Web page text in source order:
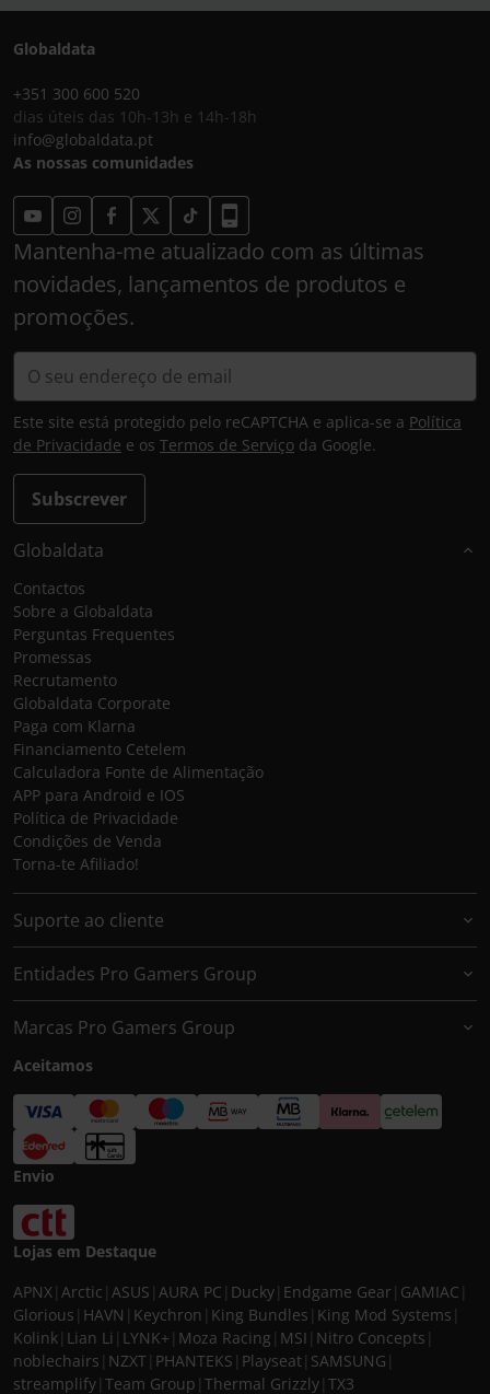
Globaldata
+351 300 600 520
dias úteis das 10h-13h e 14h-18h
info@globaldata.pt
As nossas comunidades
Mantenha-me atualizado com as últimas
novidades, lançamentos de produtos e
promoções.
Subscrever
Este site está protegido pelo reCAPTCHA e aplica-se a Política
de Privacidade e os Termos de Serviço da Google.
Globaldata
Contactos
Sobre a Globaldata
Perguntas Frequentes
Promessas
Recrutamento
Globaldata Corporate
Paga com Klarna
Financiamento Cetelem
Calculadora Fonte de Alimentação
APP para Android e IOS
Política de Privacidade
Condições de Venda
Torna-te Afiliado!
Suporte ao cliente
Entidades Pro Gamers Group
Marcas Pro Gamers Group
Aceitamos
Envio
Lojas em Destaque
APNX Arctic ASUS AURA PC Ducky Endgame Gear GAMIAC
Glorious HAVN Keychron King Bundles King Mod Systems
Kolink Lian Li LYNK+ Moza Racing MSI Nitro Concepts
noblechairs NZXT PHANTEKS Playseat SAMSUNG
streamplify Team Group Thermal Grizzly TX3